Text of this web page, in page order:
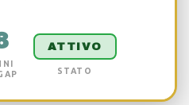
ATTIVO
STATO